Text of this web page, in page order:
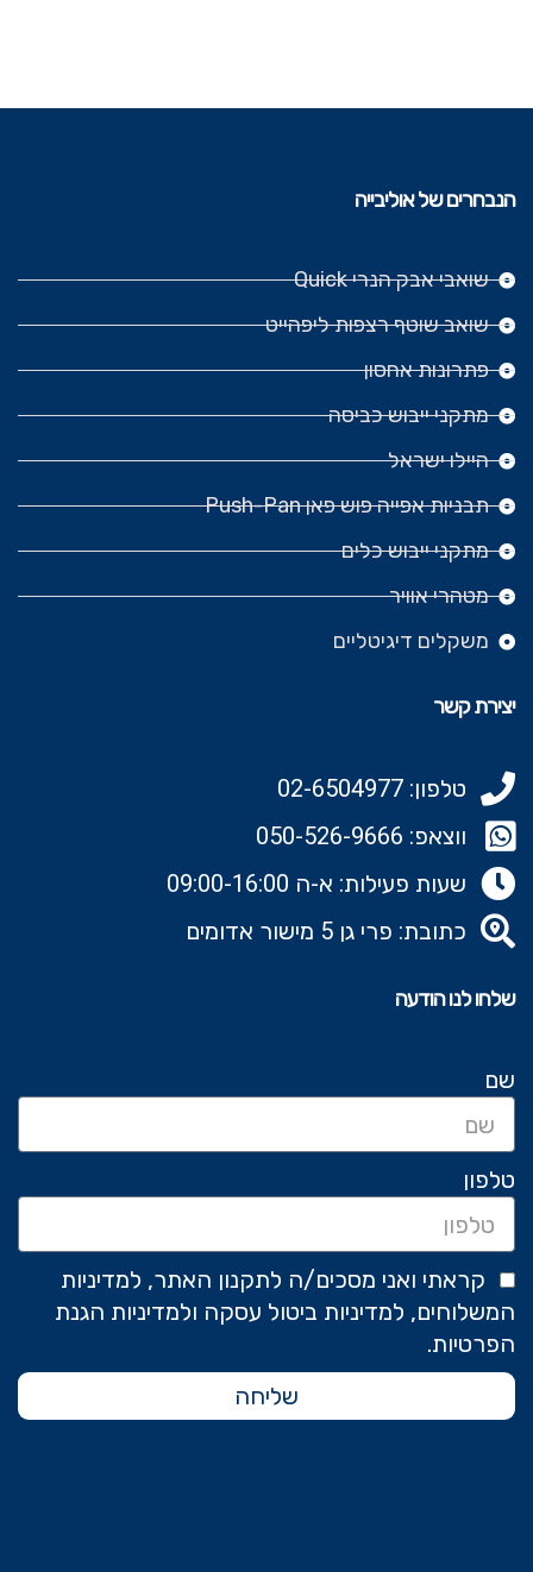
הנבחרים של אוליבייה
שואבי אבק הנרי Quick
שואב שוטף רצפות ליפהייט
פתרונות אחסון
מתקני ייבוש כביסה
היילו ישראל
תבניות אפייה פוש פאן Push-Pan
מתקני ייבוש כלים
מטהרי אוויר
משקלים דיגיטליים
יצירת קשר
טלפון: 02-6504977
ווצאפ: 050-526-9666‬
שעות פעילות: א-ה 09:00-16:00
כתובת: פרי גן 5 מישור אדומים
שלחו לנו הודעה
שם
טלפון
קראתי ואני מסכים/ה לתקנון האתר, למדיניות
המשלוחים, למדיניות ביטול עסקה ולמדיניות הגנת
הפרטיות.
שליחה